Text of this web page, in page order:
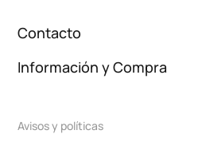
Contacto
Información y Compra
Avisos y políticas